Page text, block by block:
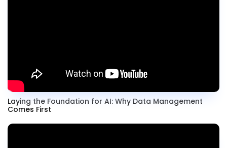
Laying the Foundation for AI: Why Data Management
Comes First